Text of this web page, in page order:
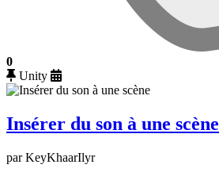
0
Unity
Insérer du son à une scène
par KeyKhaarIlyr